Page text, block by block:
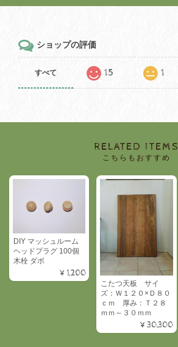
ショップの評価
すべて 15 1
RELATED ITEMS
こちらもおすすめ
DIY マッシュルーム
ヘッドプラグ 100個
木栓 ダボ
¥1,200
こたつ天板 サイ
ズ：Ｗ１２０×Ｄ８０
ｃｍ 厚み：Ｔ２８
ｍｍ～３０ｍｍ
¥30,300